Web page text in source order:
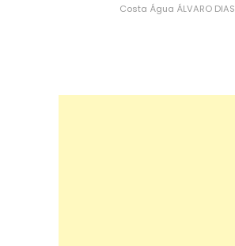
Costa Água ÁLVARO DIAS